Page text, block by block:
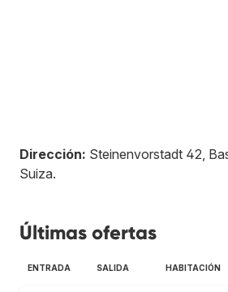
Dirección: Steinenvorstadt 42,
Suiza.
Últimas ofertas
ENTRADA SALIDA HABITACIÓN